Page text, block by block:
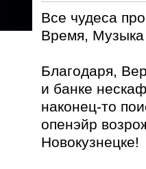
Все чудеса
Время,
Благодаря,
и банке
наконец-то
опенэйр
Новокузнецке!